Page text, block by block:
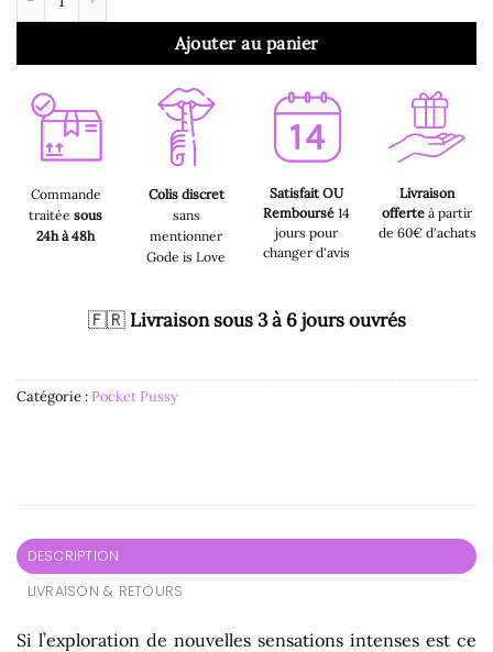
Ajouter au panier
Commande
traitée sous
24h à 48h
Colis discret
sans
mentionner
Gode is Love
Satisfait OU
Remboursé14
jours pour
changer d'avis
Livraison
offerte à partir
de 60€ d'achats
🇫🇷 Livraison sous 3 à 6 jours ouvrés
Catégorie :Pocket Pussy
DESCRIPTION
LIVRAISON & RETOURS
Si l’exploration de nouvelles sensations intenses est ce